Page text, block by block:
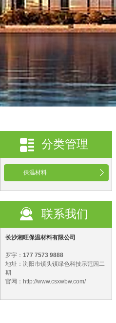
分类管理
保温材料
联系我们
长沙湘旺保温材料有限公司
罗宇： 177 7573 9888
地址：浏阳市镇头镇绿色科技示范园二
期
官网：http://www.csxwbw.com/